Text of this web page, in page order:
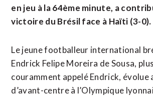
en jeu à la 64ème minute, a
victoire du Brésil face à Haïti (3-0).
Le jeune footballeur international
Endrick Felipe Moreira de Sousa, plus
couramment appelé Endrick, évolue
d’avant-centre à l’Olympique